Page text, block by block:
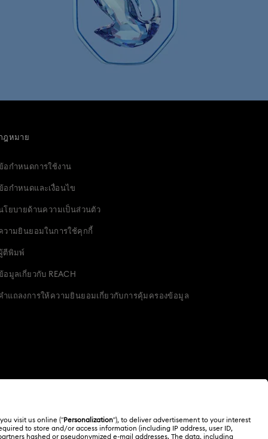
ฎหมาย
อกำหนดการใช้งาน
อกำหนดและเงื่อนไข
โยบายด้านความเป็นส่วนตัว
วามยินยอมในการใช้คุกกี้
ตีพิมพ์
อมูลเกี่ยวกับ REACH
ำแถลงการให้ความยินยอมเกี่ยวกับการคุ้มครองข้อมูล